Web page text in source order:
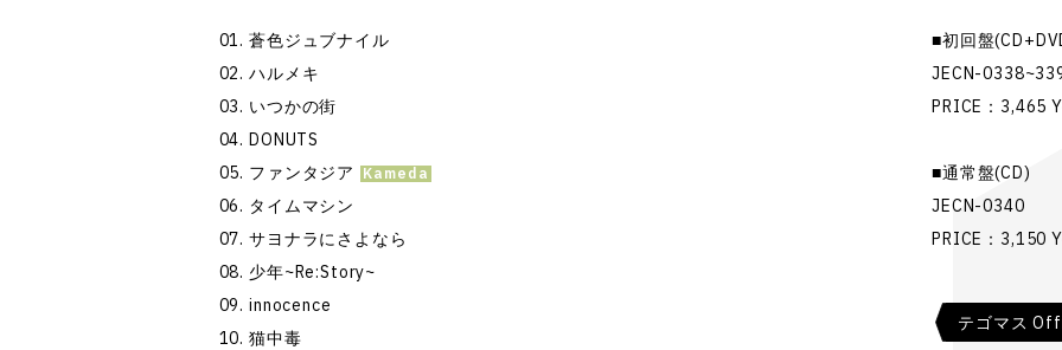
蒼色ジュブナイル
ハルメキ
いつかの街
DONUTS
ファンタジア
タイムマシン
サヨナラにさよなら
少年~Re:Story~
innocence
猫中毒
■初回盤
JECN-
PRICE：3,465
■通常盤(CD)
JECN-0340
PRICE：3,150
テゴマス